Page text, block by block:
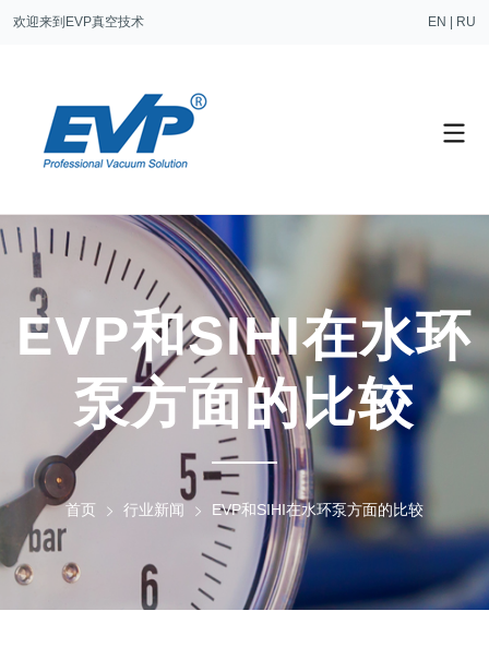
欢迎来到EVP真空技术 EN RU
EVP和SIHI在水环
泵方面的比较
首页 行业新闻 EVP和SIHI在水环泵方面的比较